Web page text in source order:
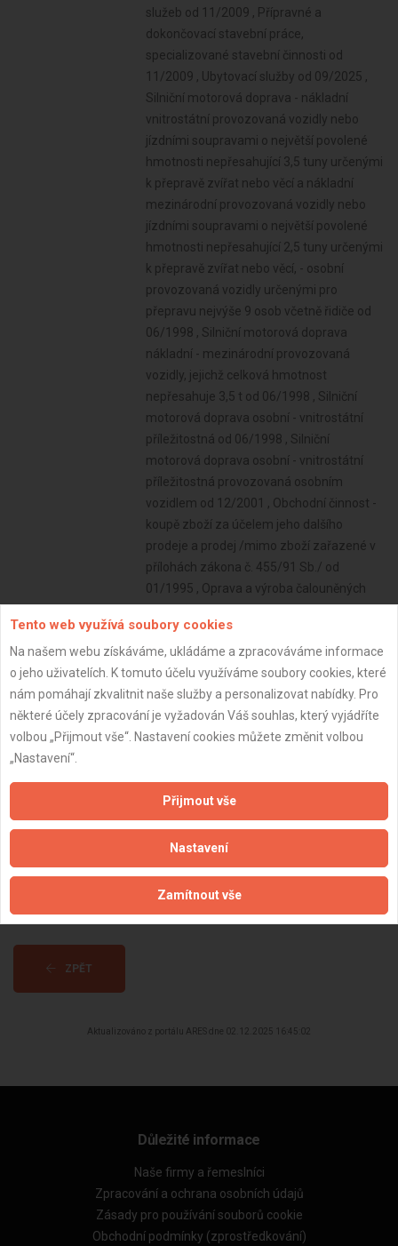
služeb od 11/2009 , Přípravné a
dokončovací stavební práce,
specializované stavební činnosti od
11/2009 , Ubytovací služby od 09/2025 ,
Silniční motorová doprava - nákladní
vnitrostátní provozovaná vozidly nebo
jízdními soupravami o největší povolené
hmotnosti nepřesahující 3,5 tuny určenými
k přepravě zvířat nebo věcí a nákladní
mezinárodní provozovaná vozidly nebo
jízdními soupravami o největší povolené
hmotnosti nepřesahující 2,5 tuny určenými
k přepravě zvířat nebo věcí, - osobní
provozovaná vozidly určenými pro
přepravu nejvýše 9 osob včetně řidiče od
06/1998 , Silniční motorová doprava
nákladní - mezinárodní provozovaná
vozidly, jejichž celková hmotnost
nepřesahuje 3,5 t od 06/1998 , Silniční
motorová doprava osobní - vnitrostátní
příležitostná od 06/1998 , Silniční
motorová doprava osobní - vnitrostátní
příležitostná provozovaná osobním
vozidlem od 12/2001 , Obchodní činnost -
koupě zboží za účelem jeho dalšího
prodeje a prodej /mimo zboží zařazené v
přílohách zákona č. 455/91 Sb./ od
01/1995 , Oprava a výroba čalouněných
DPH: Plátce
Věk: 56 let
Datum registrace: 31.5.2018
Dostupnost:
ZPĚT
Aktualizováno z portálu ARES dne 02.12.2025 16:45:02
Důležité informace
Naše firmy a řemeslníci
Zpracování a ochrana osobních údajů
Zásady pro používání souborů cookie
Obchodní podmínky (zprostředkování)
Tento web využívá soubory cookies
Na našem webu získáváme, ukládáme a zpracováváme informace
o jeho uživatelích. K tomuto účelu využíváme soubory cookies, které
nám pomáhají zkvalitnit naše služby a personalizovat nabídky. Pro
některé účely zpracování je vyžadován Váš souhlas, který vyjádříte
volbou „Přijmout vše“. Nastavení cookies můžete změnit volbou
„Nastavení“.
Přijmout vše
Nastavení
Zamítnout vše